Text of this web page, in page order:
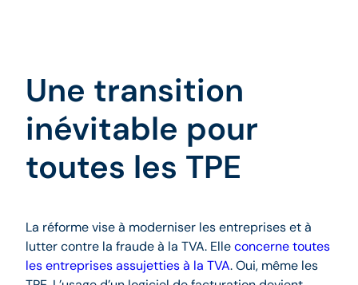
Une transition
inévitable pour
toutes les TPE
La réforme vise à moderniser les entreprises et à
lutter contre la fraude à la TVA. Elleconcerne toutes
les entreprises assujetties à la TVA. Oui, même les